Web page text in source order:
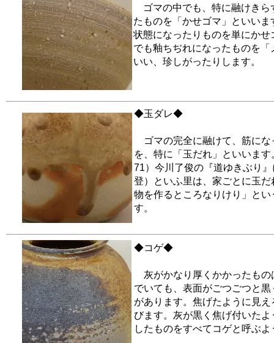
ゴマの中でも、特に融けきら
たものを「かせゴマ」といいま
状態になったりものを単にかせ
でも釉ちぢれになったものを「
いい、珍しがったりします。
◆玉ダレ◆
ゴマの完全に融けて、筋にな
を、特に「玉だれ」といいま
71）今川了俊の『道ゆきぶり
登）といふ里は、家ごとに玉
物を作るところなりけり」と
す。
◆コゲ◆
灰がかなり厚くかかったもの
でいても、表面がごつごつと
があります。焦げたように見
びます。灰が黒く焦げ付いた
したものをすべてコゲと呼ぶよ